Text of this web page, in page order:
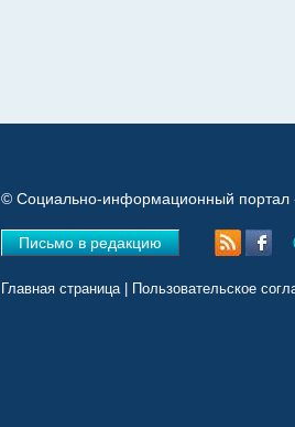
© Социально-информационный портал
Письмо в редакцию
Главная страница| Пользовательское